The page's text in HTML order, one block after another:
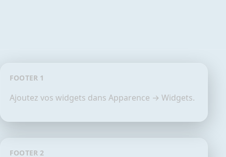
FOOTER 1
Ajoutez vos widgets dans Apparence → Widgets.
FOOTER 2